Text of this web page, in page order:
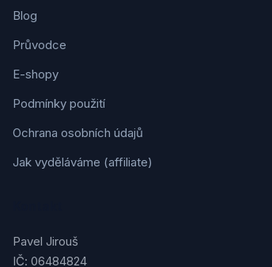
Blog
Průvodce
E-shopy
Podmínky použití
Ochrana osobních údajů
Jak vyděláváme (affiliate)
Pavel Jirouš
IČ: 06484824